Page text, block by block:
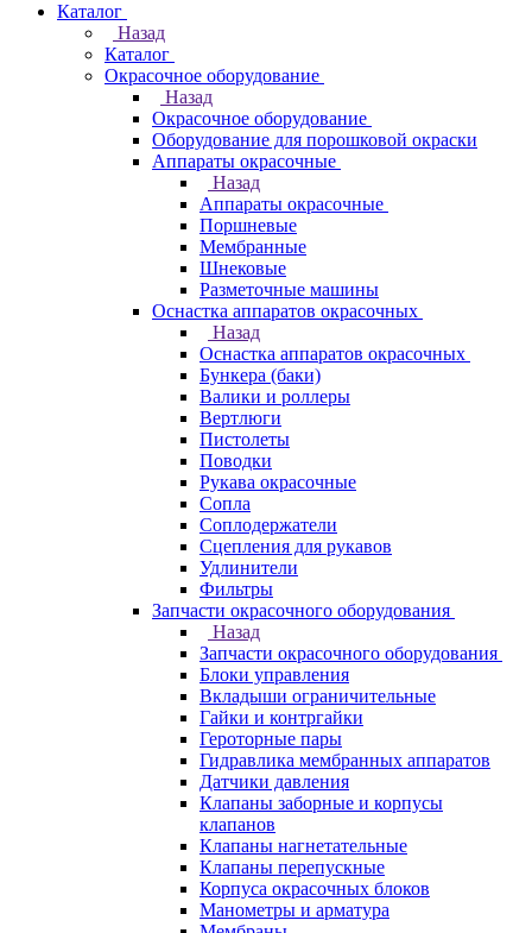
Каталог
Назад
Каталог
Окрасочное оборудование
Назад
Окрасочное оборудование
Оборудование для порошковой окраски
Аппараты окрасочные
Назад
Аппараты окрасочные
Поршневые
Мембранные
Шнековые
Разметочные машины
Оснастка аппаратов окрасочных
Назад
Оснастка аппаратов окрасочных
Бункера (баки)
Валики и роллеры
Вертлюги
Пистолеты
Поводки
Рукава окрасочные
Сопла
Соплодержатели
Сцепления для рукавов
Удлинители
Фильтры
Запчасти окрасочного оборудования
Назад
Запчасти окрасочного оборудования
Блоки управления
Вкладыши ограничительные
Гайки и контргайки
Героторные пары
Гидравлика мембранных аппаратов
Датчики давления
Клапаны заборные и корпусы
клапанов
Клапаны нагнетательные
Клапаны перепускные
Корпуса окрасочных блоков
Манометры и арматура